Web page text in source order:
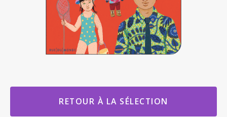
RETOUR À LA SÉLECTION